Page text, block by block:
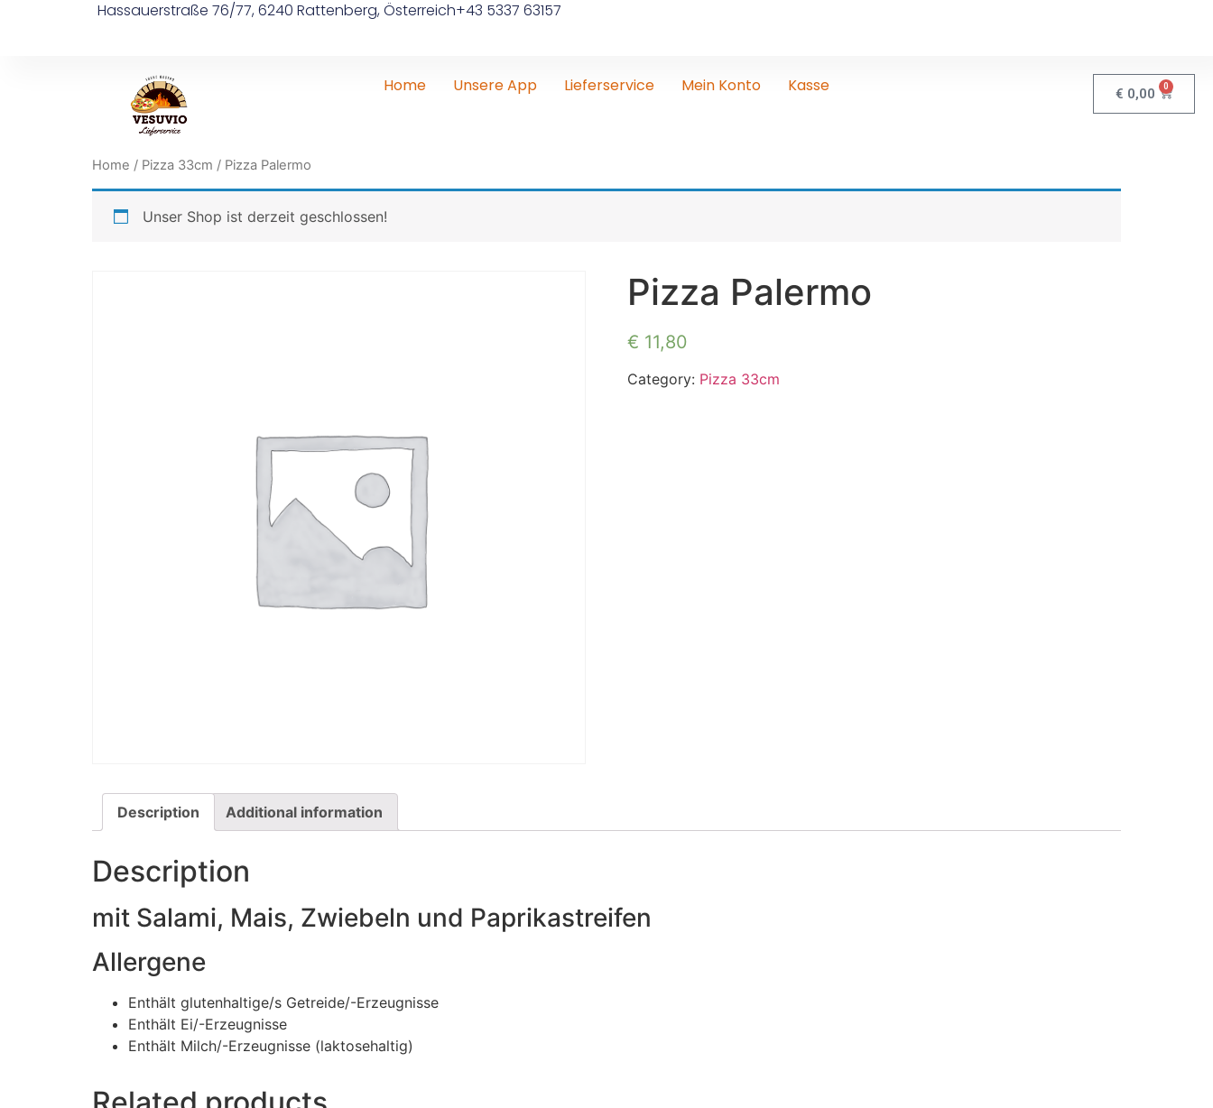
Hassauerstraße 76/77, 6240 Rattenberg, Österreich+43 5337 63157
Home Unsere App Lieferservice Mein Konto Kasse € 0,00 0
Home / Pizza 33cm / Pizza Palermo
Unser Shop ist derzeit geschlossen!
Pizza Palermo
€ 11,80
Category: Pizza 33cm
Description Additional information
Description
mit Salami, Mais, Zwiebeln und Paprikastreifen
Allergene
Enthält glutenhaltige/s Getreide/-Erzeugnisse
Enthält Ei/-Erzeugnisse
Enthält Milch/-Erzeugnisse (laktosehaltig)